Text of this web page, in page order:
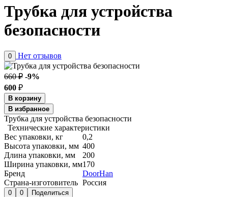
Трубка для устройства
безопасности
0 Нет отзывов
660 ₽ -9%
600 ₽
В корзину
В избранное
Трубка для устройства безопасности
Технические характеристики
Вес упаковки, кг
0,2
Высота упаковки, мм 400
Длина упаковки, мм
200
Ширина упаковки, мм170
Бренд
DoorHan
Страна-изготовитель Россия
0 0 Поделиться